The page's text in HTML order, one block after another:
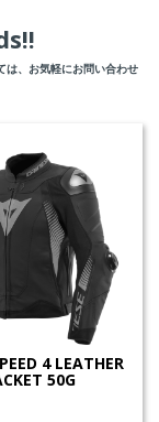
は、お気軽にお問い合わせ
4 LEATHER
50G